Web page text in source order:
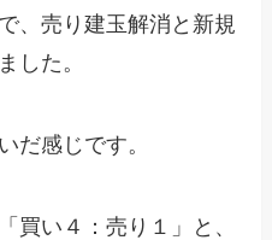
、売り建玉解消と新規
した。
だ感じです。
買い４：売り１」と、